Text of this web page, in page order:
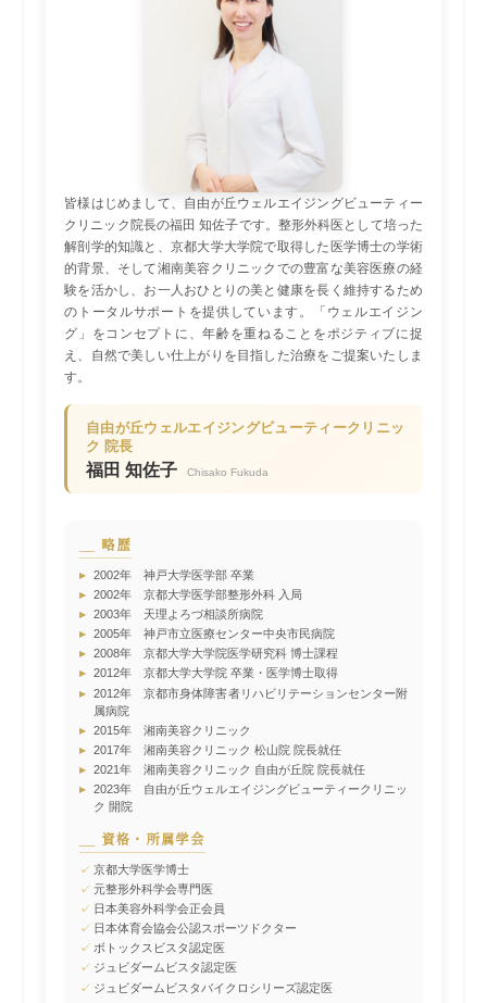
皆様はじめまして、自由が丘ウェルエイジングビューティー
クリニック院長の福田 知佐子です。整形外科医として培った
解剖学的知識と、京都大学大学院で取得した医学博士の学術
的背景、そして湘南美容クリニックでの豊富な美容医療の経
験を活かし、お一人おひとりの美と健康を長く維持するため
のトータルサポートを提供しています。「ウェルエイジン
グ」をコンセプトに、年齢を重ねることをポジティブに捉
え、自然で美しい仕上がりを目指した治療をご提案いたしま
す。
自由が丘ウェルエイジングビューティークリニッ
ク 院長
福田 知佐子 Chisako Fukuda
略歴
▸
2002年 神戸大学医学部 卒業
▸
2002年 京都大学医学部整形外科 入局
▸
2003年 天理よろづ相談所病院
▸
2005年 神戸市立医療センター中央市民病院
▸
2008年 京都大学大学院医学研究科 博士課程
▸
2012年 京都大学大学院 卒業・医学博士取得
▸
2012年 京都市身体障害者リハビリテーションセンター附
属病院
▸
2015年 湘南美容クリニック
▸
2017年 湘南美容クリニック 松山院 院長就任
▸
2021年 湘南美容クリニック 自由が丘院 院長就任
▸
2023年 自由が丘ウェルエイジングビューティークリニッ
ク 開院
資格・所属学会
✓ 京都大学医学博士
✓ 元整形外科学会専門医
✓ 日本美容外科学会正会員
✓ 日本体育会協会公認スポーツドクター
✓ ボトックスビスタ認定医
✓ ジュビダームビスタ認定医
✓ ジュビダームビスタバイクロシリーズ認定医